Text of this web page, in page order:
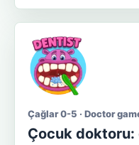
Çağlar 0-5 · Doctor
Çocuk doktoru: